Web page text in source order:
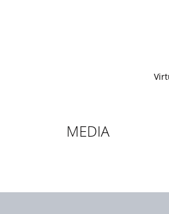
MEDIA